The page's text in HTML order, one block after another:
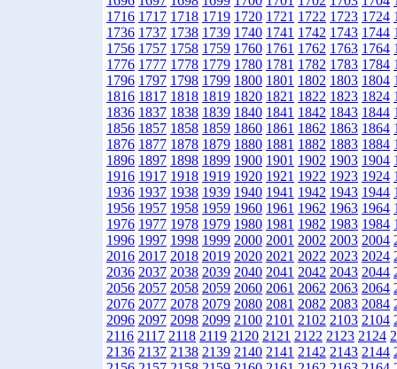
1716 1717 1718 1719 1720 1721 1722 1723 1724
1736 1737 1738 1739 1740 1741 1742 1743 1744
1756 1757 1758 1759 1760 1761 1762 1763 1764
1776 1777 1778 1779 1780 1781 1782 1783 1784
1796 1797 1798 1799 1800 1801 1802 1803 1804
1816 1817 1818 1819 1820 1821 1822 1823 1824
1836 1837 1838 1839 1840 1841 1842 1843 1844
1856 1857 1858 1859 1860 1861 1862 1863 1864
1876 1877 1878 1879 1880 1881 1882 1883 1884
1896 1897 1898 1899 1900 1901 1902 1903 1904
1916 1917 1918 1919 1920 1921 1922 1923 1924
1936 1937 1938 1939 1940 1941 1942 1943 1944
1956 1957 1958 1959 1960 1961 1962 1963 1964
1976 1977 1978 1979 1980 1981 1982 1983 1984
1996 1997 1998 1999 2000 2001 2002 2003 2004
2016 2017 2018 2019 2020 2021 2022 2023 2024
2036 2037 2038 2039 2040 2041 2042 2043 2044
2056 2057 2058 2059 2060 2061 2062 2063 2064
2076 2077 2078 2079 2080 2081 2082 2083 2084
2096 2097 2098 2099 2100 2101 2102 2103 2104
2116 2117 2118 2119 2120 2121 2122 2123 2124
2136 2137 2138 2139 2140 2141 2142 2143 2144